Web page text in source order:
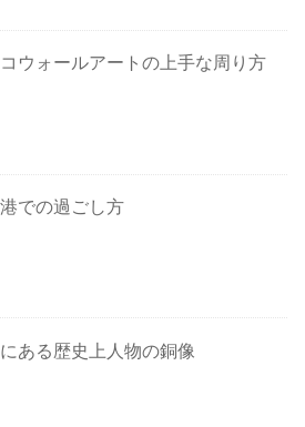
ウォールアートの上手な周り方
での過ごし方
ある歴史上人物の銅像